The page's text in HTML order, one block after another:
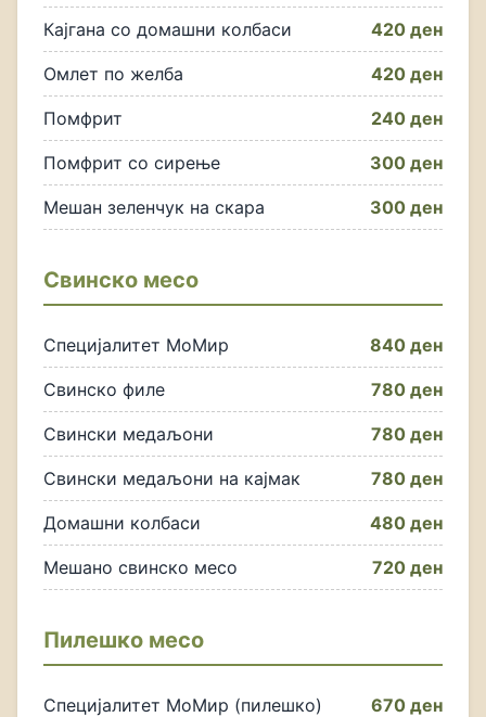
Кајгана со домашни колбаси 420 ден
Омлет по желба 420 ден
Помфрит 240 ден
Помфрит со сирење 300 ден
Мешан зеленчук на скара 300 ден
Свинско месо
Специјалитет МоМир 840 ден
Свинско филе 780 ден
Свински медаљони 780 ден
Свински медаљони на кајмак 780 ден
Домашни колбаси 480 ден
Мешано свинско месо 720 ден
Пилешко месо
Специјалитет МоМир (пилешко) 670 ден